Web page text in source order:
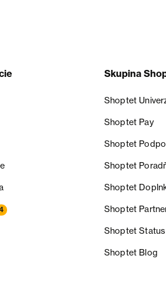
Skupina
Shoptet
Shoptet Pay
Shoptet
Shoptet
Shoptet
Shoptet
Shoptet Status
Shoptet Blog